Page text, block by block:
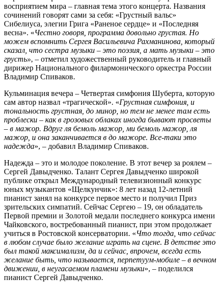
восприятием мира – главная тема этого концерта. Названия
сочинений говорят сами за себя: «Грустный вальс»
Сибелиуса, элегии Грига «Раненое сердце» и «Последняя
весна». «Честно говоря, программа довольно грустая. Но
можем вспомнить Сергея Васильевича Рахманинова, который
сказал, что сестра музыки – это поэзия, а мать музыки – это
грусть», – отметил художественный руководитель и главный
дирижер Национального филармонического оркестра России
Владимир Спиваков.
Кульминация вечера – Четвертая симфония Шуберта, которую
сам автор назвал «трагической». «Грустная симфония, и
тональность грустная, до минор, но тем не менее там есть
проблески – как в грозовых облаках иногда бывают просветы
– в мажор. Вдруг ля бемоль мажор, ми бемоль мажор, ля
мажор, и она заканчивается в до мажоре. Все-таки это
надежда», – добавил Владимир Спиваков.
Надежда – это и молодое поколение. В этот вечер за роялем –
Сергей Давыдченко. Талант Сергея Давыдченко широкой
публике открыл Международный телевизионный конкурс
юных музыкантов «Щелкунчик»: 8 лет назад 12-летний
пианист занял на конкурсе первое место и получил Приз
зрительских симпатий. Сейчас Сергею – 19, он обладатель
Первой премии и Золотой медали последнего конкурса имени
Чайковского, востребованный пианист, при этом продолжает
учиться в Ростовской консерватории. «Что тогда, что сейчас
в любом случае было желание играть на сцене. В детстве это
был такой максимализм, да и сейчас, впрочем, всегда есть
желание быть, что называется, перпетуум-мобиле – в вечном
движении, в неугасаемом пламени музыки», – поделился
пианист Сергей Давыдченко.